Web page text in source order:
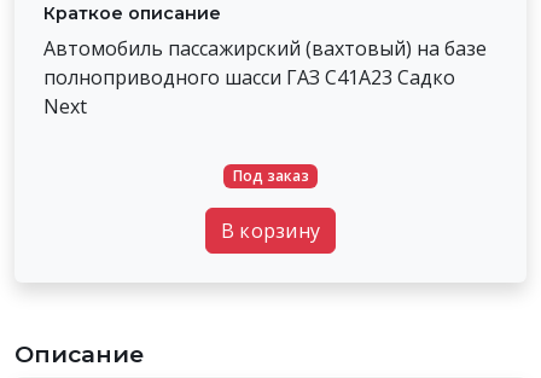
Краткое описание
Автомобиль пассажирский (вахтовый) на базе
полноприводного шасси ГАЗ С41А23 Садко
Next
Под заказ
В корзину
Описание